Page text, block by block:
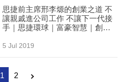
思捷前主席邢李㷧的創業之道 不
讓親戚進公司工作 不讓下一代接
手｜思捷環球｜富豪智慧｜創業
5 Jul 2019
1 2